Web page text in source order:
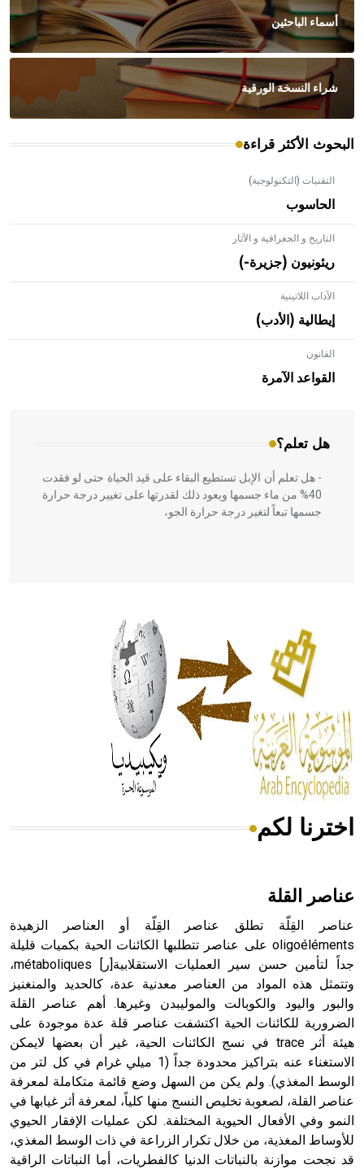
أسماء الباحثين
شراء النسخة الورقية
البحوث الأكثر قراءة
التقنيات (التكنولوجية)
الحاسوب
التاريخ و الجغرافية و الآثار
ريئونيون (جزيرة-)
الآداب اللاتينية
إيطالية (الأدب)
القانون
القواعد الآمرة
هل تعلم؟
- هل تعلم أن الأبلق نوع من الفنون الهندسية التي ارتبطت
بالعمارة الإسلامية في بلاد الشام ومصر خاصة، حيث يحرص
المعمار على بناء مداميكه وخاصة في الواجهات
- هل تعلم أن الإبل تستطيع البقاء على قيد الحياة حتى لو فقدت
40% من ماء جسمها ويعود ذلك لقدرتها على تغيير درجة حرارة
جسمها تبعاً لتغير درجة حرارة الجو،
الحكم، الأدلة، تنظيم التغذية، ورسالته في جروح الرأس. ويعود
له الفضل بأنه حرر الطب من الدين والفلسفة.
- هل تعلم أن المرجان إفراز حيواني يتكون في البحر ويتركب
من مادة كربونات الكلسيوم، وهو أحمر أو شديد الحمرة وهو
أجود أنواعه، ويمتاز بكبر الحجم ويسمى الش
هل تعلم أن الأبسيد كلمة فرنسية اللفظ تم اعتمادها مصطلحاً
- هل تعلم أن أبجر Abgar اسم معروف جيداً يعود إلى عدد من
الملوك الذين حكموا مدينة إديسا (الرها) من أبجر الأول وحتى
التاسع، وهم ينتسبون إلى أسرة أوسروين
- هل تعلم أن الأبجدية الكنعانية تتألف من /22/ علامة كتابية
sign تكتب منفصلة غير متصلة، وتعتمد المبدأ الأكوروفوني،
حيث تقتصر القيمة الصوتية للعلامة الك
اخترنا لكم
عناصر القلة
عناصر القِلّة تطلق عناصر القِلّة أو العناصر الزهيدة
oligoéléments على عناصر تتطلبها الكائنات الحية بكميات قليلة
جداً لتأمين حسن سير العمليات الاستقلابية[ر] métaboliques،
وتتمثل هذه المواد من العناصر معدنية عدة، كالحديد والمنغنيز
والبور واليود والكوبالت والموليبدن وغيرها. أهم عناصر القلة
الضرورية للكائنات الحية اكتشفت عناصر قلة عدة موجودة على
هيئة أثر trace في نسج الكائنات الحية، غير أن بعضها لايمكن
الاستغناء عنه بتراكيز محدودة جداً (1 ميلي غرام في كل لتر من
الوسط المغذي). ولم يكن من السهل وضع قائمة متكاملة لمعرفة
عناصر القلة، لصعوبة تخليص النسج منها كلياً، لمعرفة أثر غيابها في
النمو وفي الأفعال الحيوية المختلفة. لكن عمليات الإفقار الحيوي
للأوساط المغذية، من خلال تكرار الزراعة في ذات الوسط المغذي،
قد نجحت موازنة بالنباتات الدنيا كالفطريات، أما النباتات الراقية